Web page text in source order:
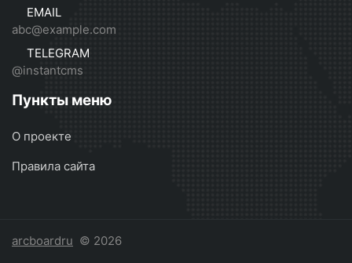
EMAIL
abc@example.com
TELEGRAM
@instantcms
Пункты меню
О проекте
Правила сайта
arcboardru © 2026